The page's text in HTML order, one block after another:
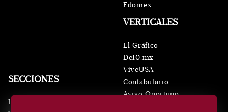
SECCIONES
Inicio
VERTICALES
El Gráfico
De10.mx
ViveUSA
Confabulario
Aviso Oportuno
Edomex